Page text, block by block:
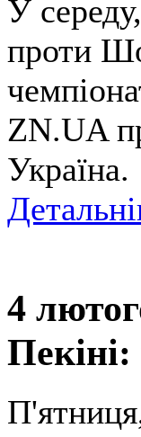
У
проти
ZN.UA
Україна.
4